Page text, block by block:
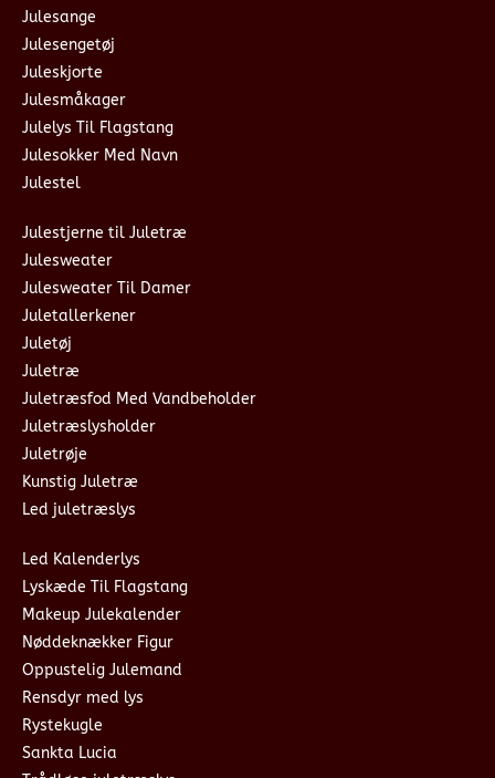
Julesange
Julesengetøj
Juleskjorte
Julesmåkager
Julelys Til Flagstang
Julesokker Med Navn
Julestel
Julestjerne til Juletræ
Julesweater
Julesweater Til Damer
Juletallerkener
Juletøj
Juletræ
Juletræsfod Med Vandbeholder
Juletræslysholder
Juletrøje
Kunstig Juletræ
Led juletræslys
Led Kalenderlys
Lyskæde Til Flagstang
Makeup Julekalender
Nøddeknækker Figur
Oppustelig Julemand
Rensdyr med lys
Rystekugle
Sankta Lucia